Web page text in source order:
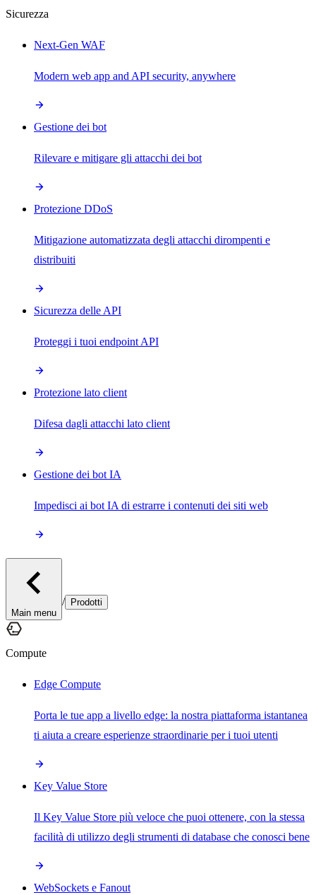
Sicurezza
Next-Gen WAF
Modern web app and API security, anywhere
Gestione dei bot
Rilevare e mitigare gli attacchi dei bot
Protezione DDoS
Mitigazione automatizzata degli attacchi dirompenti e
distribuiti
Sicurezza delle API
Proteggi i tuoi endpoint API
Protezione lato client
Difesa dagli attacchi lato client
Gestione dei bot IA
Impedisci ai bot IA di estrarre i contenuti dei siti web
Main menu
/ Prodotti
Compute
Edge Compute
Porta le tue app a livello edge: la nostra piattaforma istantanea
ti aiuta a creare esperienze straordinarie per i tuoi utenti
Key Value Store
Il Key Value Store più veloce che puoi ottenere, con la stessa
facilità di utilizzo degli strumenti di database che conosci bene
WebSockets e Fanout